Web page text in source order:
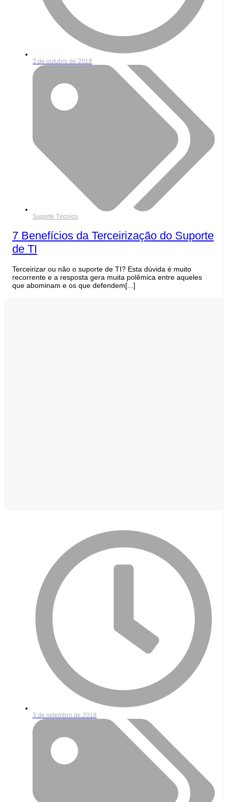
3 de outubro de 2018
Suporte Técnico
7 Benefícios da Terceirização do Suporte
de TI
Terceirizar ou não o suporte de TI? Esta dúvida é muito
recorrente e a resposta gera muita polêmica entre aqueles
que abominam e os que defendem[...]
3 de setembro de 2018